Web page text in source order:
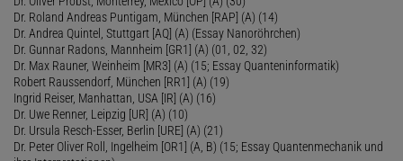
Dr. Roland Andreas Puntigam, München [RAP] (A) (14)
Dr. Andrea Quintel, Stuttgart [AQ] (A) (Essay Nanoröhrchen)
Dr. Gunnar Radons, Mannheim [GR1] (A) (01, 02, 32)
Dr. Max Rauner, Weinheim [MR3] (A) (15; Essay Quanteninformatik)
Robert Raussendorf, München [RR1] (A) (19)
Ingrid Reiser, Manhattan, USA [IR] (A) (16)
Dr. Uwe Renner, Leipzig [UR] (A) (10)
Dr. Ursula Resch-Esser, Berlin [URE] (A) (21)
Dr. Peter Oliver Roll, Ingelheim [OR1] (A, B) (15; Essay Quantenmechanik und